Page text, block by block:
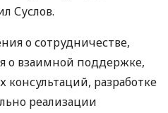
Суслов.
о сотрудничестве,
о взаимной поддержке,
разработке
реализации